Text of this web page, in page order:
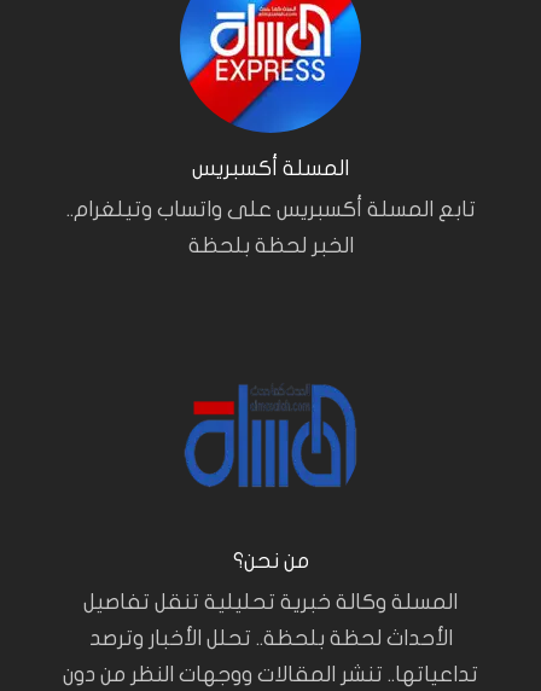
المسلة أكسبريس
تابع المسلة أكسبريس على واتساب وتيلغرام..
الخبر لحظة بلحظة
من نحن؟
المسلة وكالة خبرية تحليلية تنقل تفاصيل
الأحداث لحظة بلحظة.. تحلل الأخبار وترصد
تداعياتها.. تنشر المقالات ووجهات النظر من دون